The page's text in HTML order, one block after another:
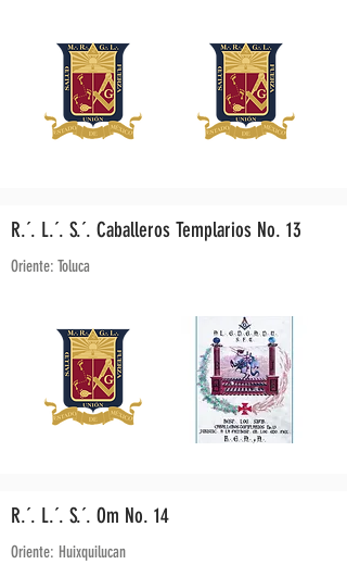
R.´. L.´. S.´. Caballeros Templarios No. 13
Oriente: Toluca
R.´. L.´. S.´. Om No. 14
Oriente: Huixquilucan